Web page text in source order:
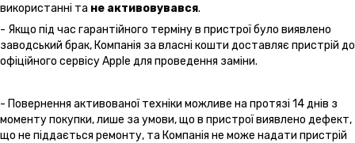
використанні та не активовувався.
- Якщо під час гарантійного терміну в пристрої було виявлено
заводський брак, Компанія за власні кошти доставляє пристрій до
офіційного сервісу Apple для проведення заміни.
- Повернення активованої техніки можливе на протязі 14 днів з
моменту покупки, лише за умови, що в пристрої виявлено дефект,
що не піддається ремонту, та Компанія не може надати пристрій